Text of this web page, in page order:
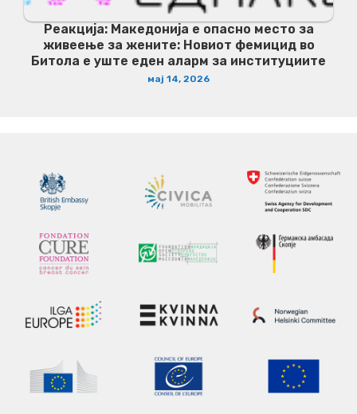
Реакција: Македонија е опасно место за
живеење за жените: Новиот фемицид во
Битола е уште еден аларм за институциите
мај 14, 2026